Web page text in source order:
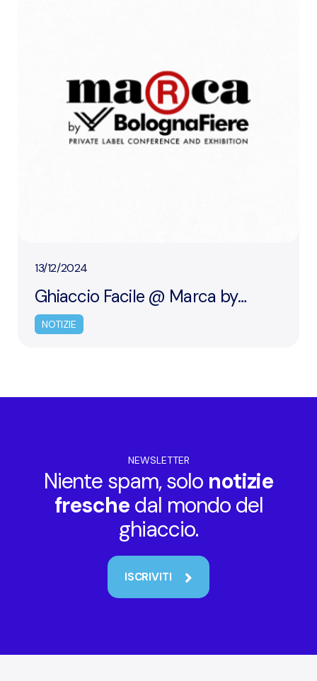
13/12/2024
Ghiaccio Facile @ Marca by
BolognaFiere 2025
NOTIZIE
NEWSLETTER
Niente spam, solo notizie
fresche dal mondo del
ghiaccio.
ISCRIVITI